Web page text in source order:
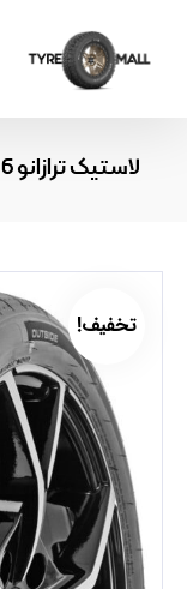
لاستیک ترازانو 205/50R16 مدل Z-107 سال 2025
تخفیف!